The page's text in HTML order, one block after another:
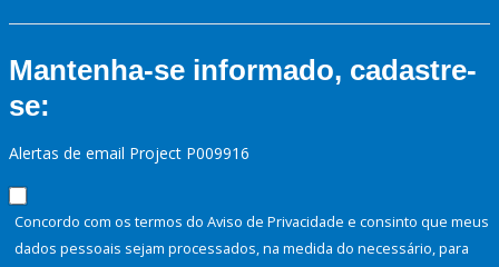
Mantenha-se informado, cadastre-
se:
Alertas de email Project P009916
Concordo com os termos do Aviso de Privacidade e consinto que meus
dados pessoais sejam processados, na medida do necessário, para